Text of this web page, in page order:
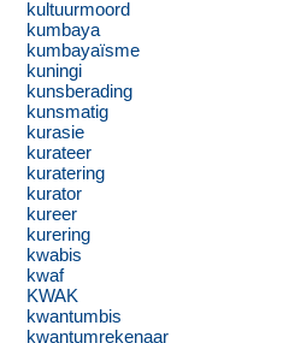
kultuurmoord
kumbaya
kumbayaïsme
kuningi
kunsberading
kunsmatig
kurasie
kurateer
kuratering
kurator
kureer
kurering
kwabis
kwaf
KWAK
kwantumbis
kwantumrekenaar